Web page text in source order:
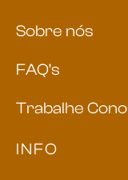
Sobre nós
FAQ’s
Trabalhe
INFO